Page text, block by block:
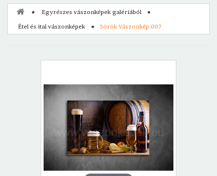
Egyrészes vászonképek galériából
Étel és ital vászonképek
Sörök Vászonkép 007